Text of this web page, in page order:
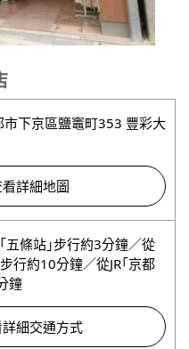
下京區鹽竈町353 豐彩大
詳細地圖
五條站」步行約3分鐘／從
行約10分鐘／從JR「京都
鐘
細交通方式